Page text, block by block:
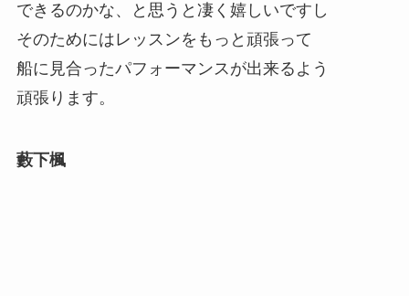
できるのかな、と思うと凄く嬉しいですし
そのためにはレッスンをもっと頑張って
船に見合ったパフォーマンスが出来るよう
頑張ります。
藪下楓